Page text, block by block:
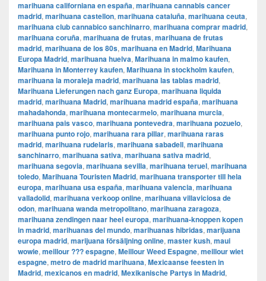
marihuana californiana en españa, marihuana cannabis cancer
madrid, marihuana castellon, marihuana cataluña, marihuana ceuta,
marihuana club cannabico sanchinarro, marihuana comprar madrid,
marihuana coruña, marihuana de frutas, marihuana de frutas
madrid, marihuana de los 80s, marihuana en Madrid, Marihuana
Europa Madrid, marihuana huelva, Marihuana in malmo kaufen,
Marihuana in Monterrey kaufen, Marihuana in stockholm kaufen,
marihuana la moraleja madrid, marihuana las tablas madrid,
Marihuana Lieferungen nach ganz Europa, marihuana liquida
madrid, marihuana Madrid, marihuana madrid españa, marihuana
mahadahonda, marihuana montecarmelo, marihuana murcia,
marihuana pais vasco, marihuana pontevedra, marihuana pozuelo,
marihuana punto rojo, marihuana rara pillar, marihuana raras
madrid, marihuana rudelaris, marihuana sabadell, marihuana
sanchinarro, marihuana sativa, marihuana sativa madrid,
marihuana segovia, marihuana sevilla, marihuana teruel, marihuana
toledo, Marihuana Touristen Madrid, marihuana transporter till hela
europa, marihuana usa españa, marihuana valencia, marihuana
valladolid, marihuana verkoop online, marihuana villaviciosa de
odon, marihuana wanda metropolitano, marihuana zaragoza,
marihuana zendingen naar heel europa, marihuana-knoppen kopen
in madrid, marihuanas del mundo, marihuanas hibridas, marijuana
europa madrid, marijuana försäljning online, master kush, maui
wowie, meillour ??? espagne, Meillour Weed Espagne, meillour wiet
espagne, metro de madrid marihuana, Mexicaanse feesten in
Madrid, mexicanos en madrid, Mexikanische Partys in Madrid,